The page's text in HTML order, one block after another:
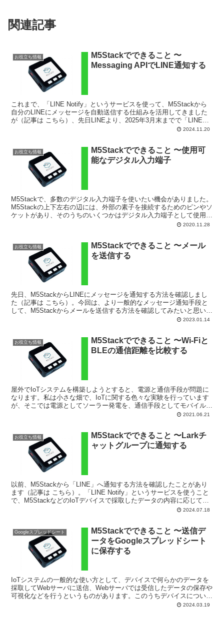
関連記事
お役立ち情報
M5Stackでできること 〜
Messaging APIでLINE通知する
これまで、「LINE Notify」というサービスを使って、M5Stackから
自分のLINEにメッセージを自動送信する仕組みを活用してきました
が（記事は こちら）、先日LINEより、2025年3月末までで「LINE
2024.11.20
お役立ち情報
M5Stackでできること 〜使用可
能なデジタル入力端子
M5Stackで、多数のデジタル入力端子を使いたい機会がありました。
M5Stackの上下左右の辺には、外部の素子を接続するためのピンやソ
ケットがあり、そのうちのいくつかはデジタル入力端子として使用で
2020.11.28
お役立ち情報
M5Stackでできること 〜メール
を送信する
先日、M5StackからLINEにメッセージを通知する方法を確認しまし
た（記事は こちら）。今回は、より一般的なメッセージ通知手段と
して、M5Stackからメールを送信する方法を確認してみたいと思いま
2023.01.14
お役立ち情報
M5Stackでできること 〜Wi-Fiと
BLEの通信距離を比較する
屋外でIoTシステムを構築しようとすると、電源と通信手段が問題に
なります。私は小さな畑で、IoTに関する色々な実験を行っています
が、そこでは電源としてソーラー発電を、通信手段としてモバイル
2021.06.21
お役立ち情報
M5Stackでできること 〜Larkチ
ャットグループに通知する
以前、M5Stackから「LINE」へ通知する方法を確認したことがあり
ます（記事は こちら）。「LINE Notify」というサービスを使うこと
で、M5StackなどのIoTデバイスで採取したデータの内容に応じて、
2024.07.18
Googleスプレッドシート
M5Stackでできること 〜送信デ
ータをGoogleスプレッドシート
に保存する
IoTシステムの一般的な使い方として、デバイスで何らかのデータを
採取してWebサーバに送信、Webサーバでは受信したデータの保存や
可視化などを行うというものがあります。このうちデバイスについて
2024.03.19